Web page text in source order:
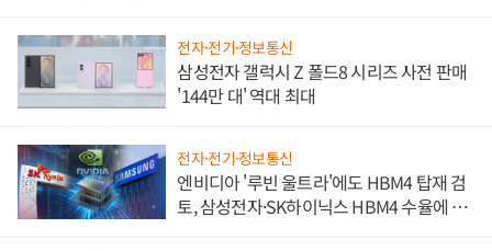
전자·전기·정보통신
삼성전자 갤럭시 Z 폴드8 시리즈 사전 판매
'144만 대' 역대 최대
전자·전기·정보통신
엔비디아 '루빈 울트라'에도 HBM4 탑재 검
토, 삼성전자·SK하이닉스 HBM4 수율에 주